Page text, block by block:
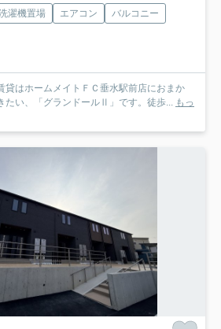
濯機置場 エアコン
バルコニー
貸はホームメイトＦＣ垂水駅前店におまか
たい、「グランドールⅡ」です。徒歩...
もっ